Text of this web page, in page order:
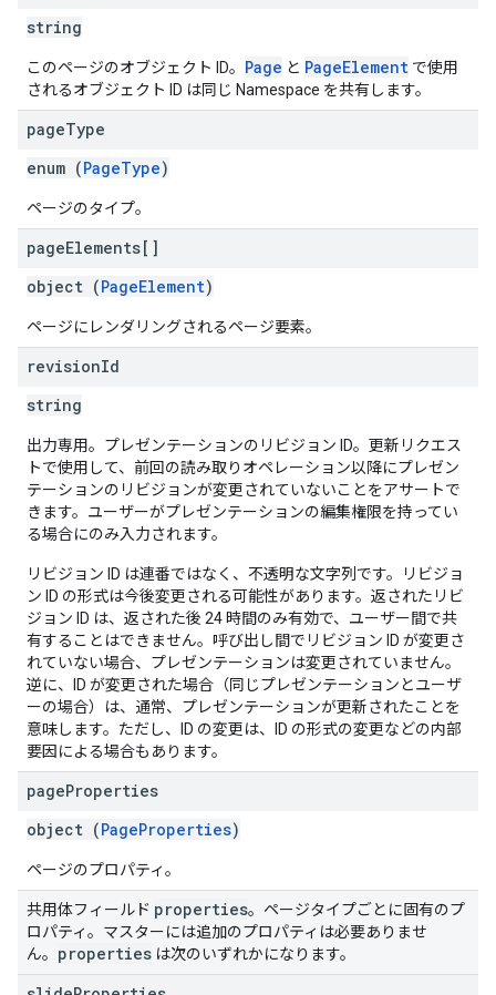
string
このページのオブジェクト ID。 Page と PageElement で使用
されるオブジェクト ID は同じ Namespace を共有します。
pageType
enum (PageType)
ページのタイプ。
pageElements[]
object (PageElement)
ページにレンダリングされるページ要素。
revisionId
string
出力専用。プレゼンテーションのリビジョン ID。更新リクエス
トで使用して、前回の読み取りオペレーション以降にプレゼン
テーションのリビジョンが変更されていないことをアサートで
きます。ユーザーがプレゼンテーションの編集権限を持ってい
る場合にのみ入力されます。
リビジョン ID は連番ではなく、不透明な文字列です。リビジョ
ン ID の形式は今後変更される可能性があります。返されたリビ
ジョン ID は、返された後 24 時間のみ有効で、ユーザー間で共
有することはできません。呼び出し間でリビジョン ID が変更さ
れていない場合、プレゼンテーションは変更されていません。
逆に、ID が変更された場合（同じプレゼンテーションとユーザ
ーの場合）は、通常、プレゼンテーションが更新されたことを
意味します。ただし、ID の変更は、ID の形式の変更などの内部
要因による場合もあります。
pageProperties
object (PageProperties)
ページのプロパティ。
共用体フィールド properties。ページタイプごとに固有のプ
ロパティ。マスターには追加のプロパティは必要ありませ
ん。 properties は次のいずれかになります。